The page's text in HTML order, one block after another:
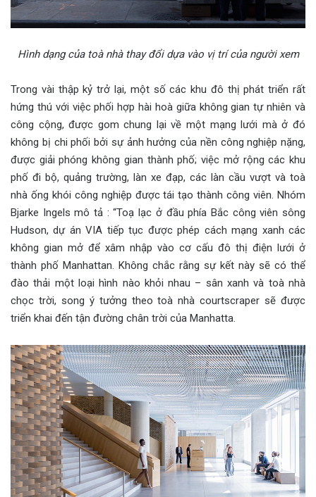
Hình dạng của toà nhà thay đổi dựa vào vị trí của người xem
Trong vài thập kỷ trở lại, một số các khu đô thị phát triển rất
hứng thú với việc phối hợp hài hoà giữa không gian tự nhiên và
công cộng, được gom chung lại về một mạng lưới mà ở đó
không bị chi phối bởi sự ảnh hưởng của nền công nghiệp nặng,
được giải phóng không gian thành phố; việc mở rộng các khu
phố đi bộ, quảng trường, làn xe đạp, các làn cầu vượt và toà
nhà ống khói công nghiệp được tái tạo thành công viên. Nhóm
Bjarke Ingels mô tả : “Toạ lạc ở đầu phía Bắc công viên sông
Hudson, dự án VIA tiếp tục được phép cách mạng xanh các
không gian mở để xâm nhập vào cơ cấu đô thị điện lưới ở
thành phố Manhattan. Không chắc rằng sự kết này sẽ có thể
đào thải một loại hình nào khỏi nhau – sân xanh và toà nhà
chọc trời, song ý tưởng theo toà nhà courtscraper sẽ được
triển khai đến tận đường chân trời của Manhatta.